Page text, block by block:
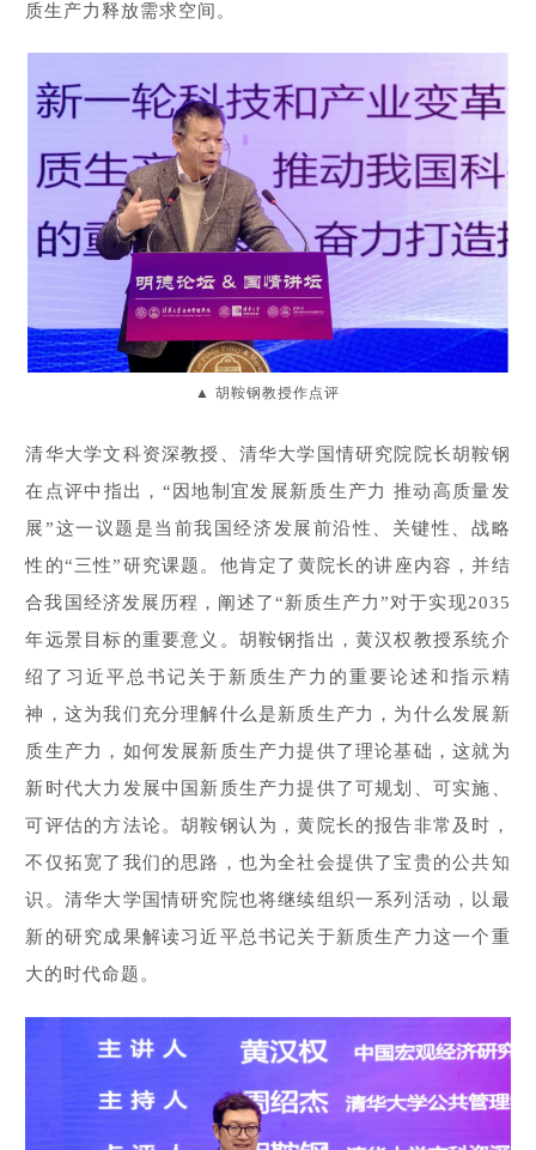
质生产力释放需求空间。
▲胡鞍钢教授作点评
清华大学文科资深教授、清华大学国情研究院院长胡鞍钢
在点评中指出，“因地制宜发展新质生产力 推动高质量发
展”这一议题是当前我国经济发展前沿性、关键性、战略
性的“三性”研究课题。他肯定了黄院长的讲座内容，并结
合我国经济发展历程，阐述了“新质生产力”对于实现2035
年远景目标的重要意义。胡鞍钢指出，黄汉权教授系统介
绍了习近平总书记关于新质生产力的重要论述和指示精
神，这为我们充分理解什么是新质生产力，为什么发展新
质生产力，如何发展新质生产力提供了理论基础，这就为
新时代大力发展中国新质生产力提供了可规划、可实施、
可评估的方法论。胡鞍钢认为，黄院长的报告非常及时，
不仅拓宽了我们的思路，也为全社会提供了宝贵的公共知
识。清华大学国情研究院也将继续组织一系列活动，以最
新的研究成果解读习近平总书记关于新质生产力这一个重
大的时代命题。